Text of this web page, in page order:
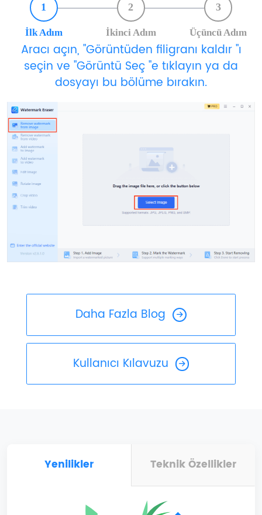
1
İlk Adım
2
İkinci Adım
3
Üçüncü Adım
Aracı açın, "Görüntüden filigranı kaldır "ı
seçin ve "Görüntü Seç "e tıklayın ya da
dosyayı bu bölüme bırakın.
Daha Fazla Blog
Kullanıcı Kılavuzu
Yenilikler Teknik Özellikler